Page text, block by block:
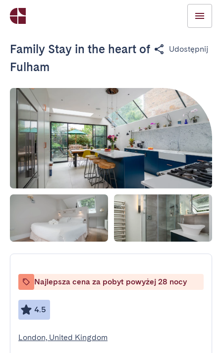
Family Stay in the heart of
Fulham
Udostępnij
Najlepsza cena za pobyt powyżej 28 nocy
4.5
London, United Kingdom